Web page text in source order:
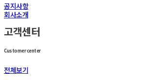
공지사항
회사소개
고객센터
Customer center
전체보기